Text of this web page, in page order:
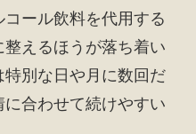
ール飲料を代用する
えるほうが落ち着い
別な日や月に数回だ
合わせて続けやすい